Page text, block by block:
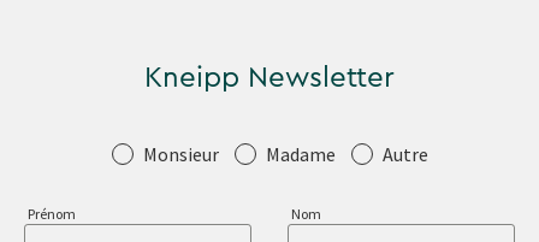
Kneipp Newsletter
SalutationMonsieur Madame Autre
Prénom Nom